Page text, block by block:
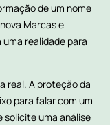
de um nome
Marcas e
realidade para
real. A proteção da
para falar com um
solicite uma análise